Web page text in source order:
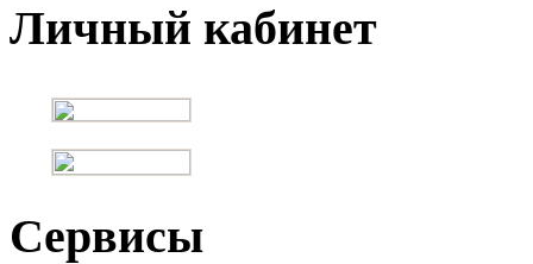
Личный кабинет
Сервисы